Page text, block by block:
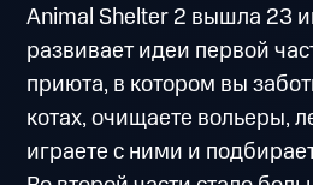
Animal Shelter 2 вышла 23
развивает идеи первой
приюта, в котором вы
котах, очищаете вольеры,
играете с ними и